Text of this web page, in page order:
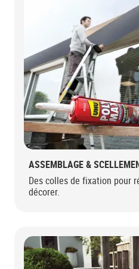
ASSEMBLAGE &
Des colles de fixation pour
décorer.